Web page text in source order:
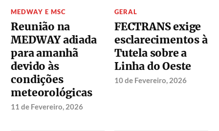
MEDWAY E MSC
Reunião na
MEDWAY adiada
para amanhã
devido às
condições
meteorológicas
11 de Fevereiro, 2026
GERAL
FECTRANS exige
esclarecimentos à
Tutela sobre a
Linha do Oeste
10 de Fevereiro, 2026